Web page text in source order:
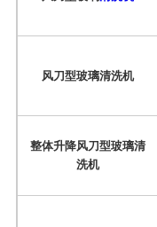
风刀型玻璃清洗机
整体升降风刀型玻璃清
洗机